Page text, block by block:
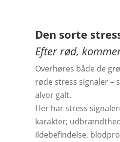
Den sorte
Efter rød,
Overhøres både de
røde stress signaler –
alvor galt.
Her har stress
karakter;
ildebefindelse,